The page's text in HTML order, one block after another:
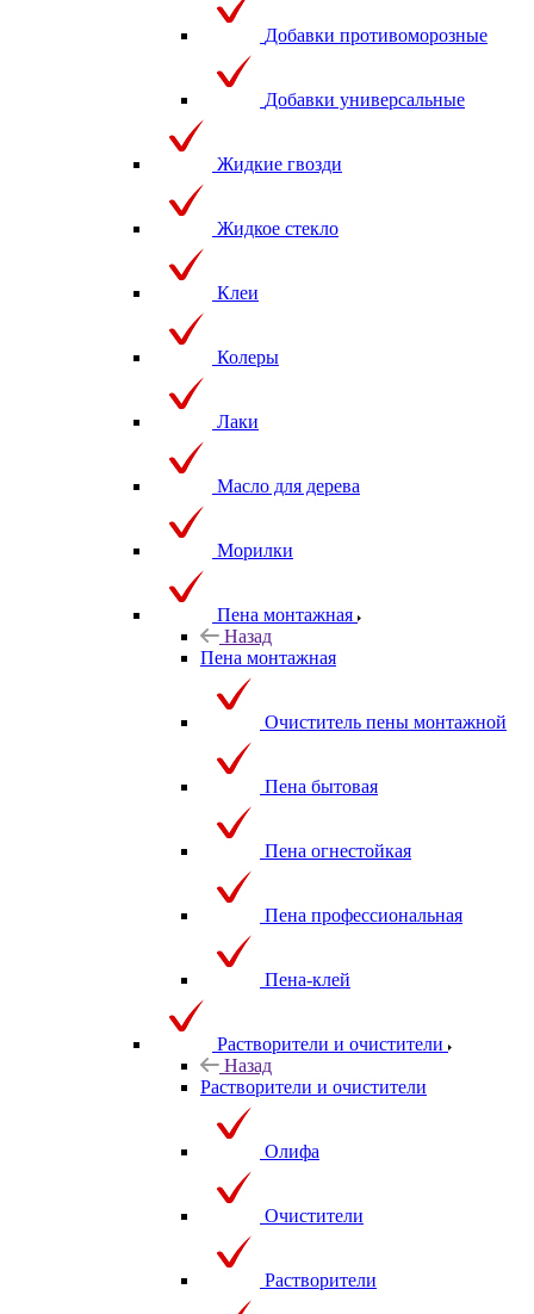
Добавки противоморозные
Добавки универсальные
Жидкие гвозди
Жидкое стекло
Клеи
Колеры
Лаки
Масло для дерева
Морилки
Пена монтажная
Назад
Пена монтажная
Очиститель пены монтажной
Пена бытовая
Пена огнестойкая
Пена профессиональная
Пена-клей
Растворители и очистители
Назад
Растворители и очистители
Олифа
Очистители
Растворители